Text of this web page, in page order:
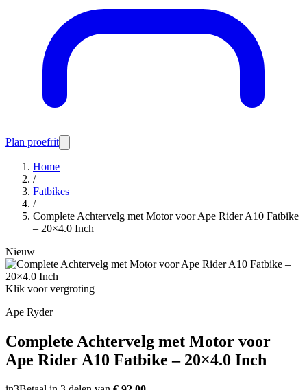
Plan proefrit
Home
/
Fatbikes
/
Complete Achtervelg met Motor voor Ape Rider A10 Fatbike
– 20×4.0 Inch
Nieuw
Klik voor vergroting
Ape Ryder
Complete Achtervelg met Motor voor
Ape Rider A10 Fatbike – 20×4.0 Inch